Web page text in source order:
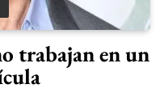
trabajan en un